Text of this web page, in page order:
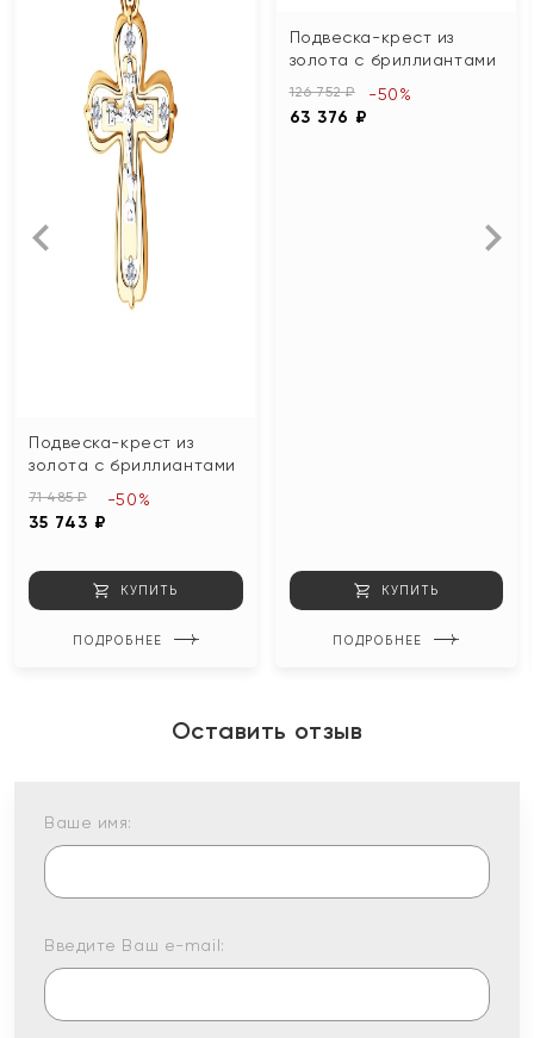
Подвеска-крест из
золота с бриллиантами
71 485 ₽
35 743 ₽
-50%
КУПИТЬ
ПОДРОБНЕЕ
Подвеска-крест из
золота с бриллиантами
126 752 ₽
63 376 ₽
-50%
КУПИТЬ
ПОДРОБНЕЕ
Оставить отзыв
Ваше имя:
Введите Ваш e-mail: